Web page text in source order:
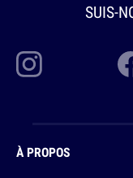
SUIS-
À PROPOS